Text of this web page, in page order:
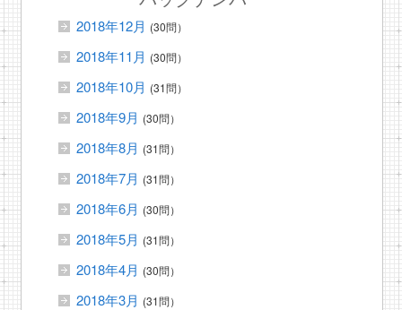
2018年12月 (30問）
2018年11月 (30問）
2018年10月 (31問）
2018年9月 (30問）
2018年8月 (31問）
2018年7月 (31問）
2018年6月 (30問）
2018年5月 (31問）
2018年4月 (30問）
2018年3月 (31問）